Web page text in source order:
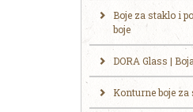
Boje za staklo i
boje
DORA Glass |
Konturne boje za